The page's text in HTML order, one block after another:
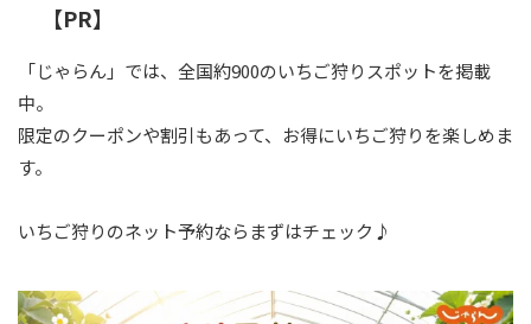
【PR】
「じゃらん」では、全国約900のいちご狩りスポットを掲載
中。
限定のクーポンや割引もあって、お得にいちご狩りを楽しめま
す。
いちご狩りのネット予約ならまずはチェック♪